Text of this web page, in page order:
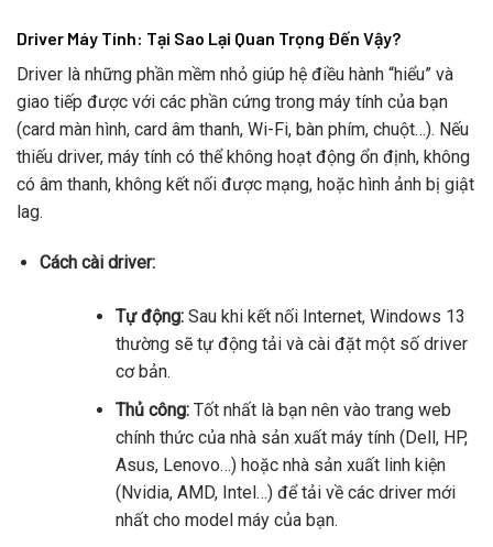
Driver Máy Tính: Tại Sao Lại Quan Trọng Đến Vậy?
Driver là những phần mềm nhỏ giúp hệ điều hành “hiểu” và
giao tiếp được với các phần cứng trong máy tính của bạn
(card màn hình, card âm thanh, Wi-Fi, bàn phím, chuột…). Nếu
thiếu driver, máy tính có thể không hoạt động ổn định, không
có âm thanh, không kết nối được mạng, hoặc hình ảnh bị giật
lag.
Cách cài driver:
Tự động:Sau khi kết nối Internet, Windows 13
thường sẽ tự động tải và cài đặt một số driver
cơ bản.
Thủ công:Tốt nhất là bạn nên vào trang web
chính thức của nhà sản xuất máy tính (Dell, HP,
Asus, Lenovo…) hoặc nhà sản xuất linh kiện
(Nvidia, AMD, Intel…) để tải về các driver mới
nhất cho model máy của bạn.